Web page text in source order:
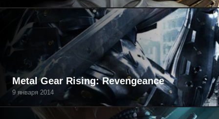
Metal Gear Rising: Revengeance
9 января 2014